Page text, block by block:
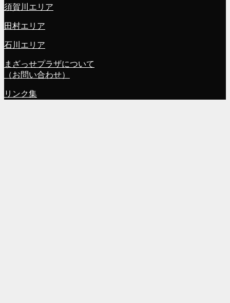
須賀川エリア
田村エリア
石川エリア
まざっせプラザについて
（お問い合わせ）
リンク集